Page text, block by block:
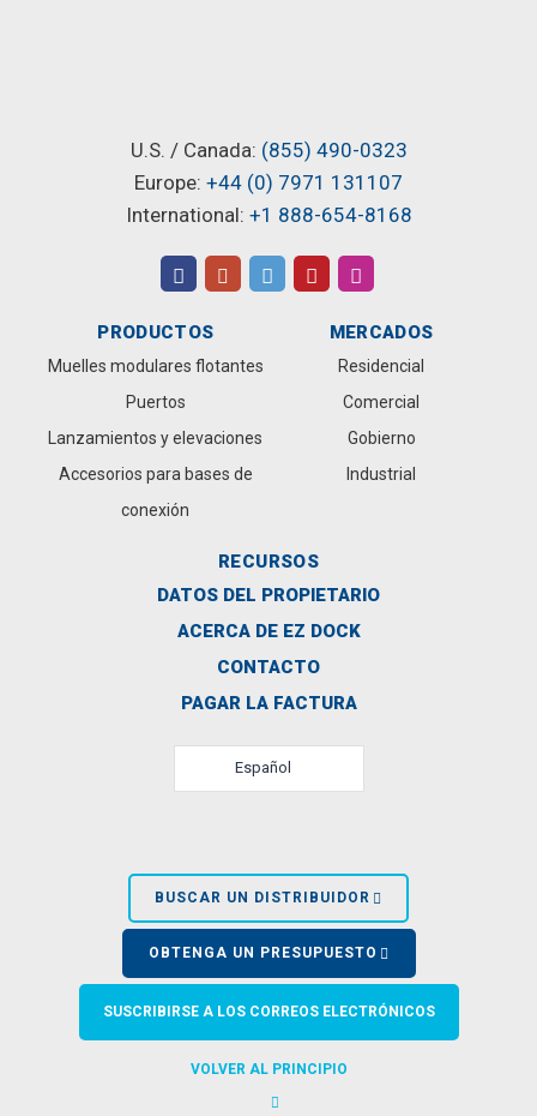
U.S. / Canada: (855) 490-0323
Europe: +44 (0) 7971 131107
International: +1 888-654-8168
PRODUCTOS
Muelles modulares flotantes
Puertos
Lanzamientos y elevaciones
Accesorios para bases de
conexión
MERCADOS
Residencial
Comercial
Gobierno
Industrial
RECURSOS
DATOS DEL PROPIETARIO
ACERCA DE EZ DOCK
CONTACTO
PAGAR LA FACTURA
Español
BUSCAR UN DISTRIBUIDOR
OBTENGA UN PRESUPUESTO
SUSCRIBIRSE A LOS CORREOS ELECTRÓNICOS
VOLVER AL PRINCIPIO